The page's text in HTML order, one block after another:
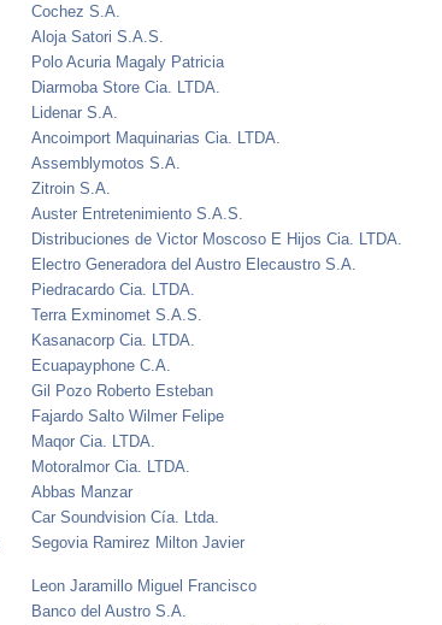
Cochez S.A.
Aloja Satori S.A.S.
Polo Acuria Magaly Patricia
Diarmoba Store Cia. LTDA.
Lidenar S.A.
Ancoimport Maquinarias Cia. LTDA.
Assemblymotos S.A.
Zitroin S.A.
Auster Entretenimiento S.A.S.
Distribuciones de Victor Moscoso E Hijos Cia. LTDA.
Electro Generadora del Austro Elecaustro S.A.
Piedracardo Cia. LTDA.
Terra Exminomet S.A.S.
Kasanacorp Cia. LTDA.
Ecuapayphone C.A.
Gil Pozo Roberto Esteban
Fajardo Salto Wilmer Felipe
Maqor Cia. LTDA.
Motoralmor Cia. LTDA.
Abbas Manzar
Car Soundvision Cía. Ltda.
Segovia Ramirez Milton Javier
Leon Jaramillo Miguel Francisco
Banco del Austro S.A.